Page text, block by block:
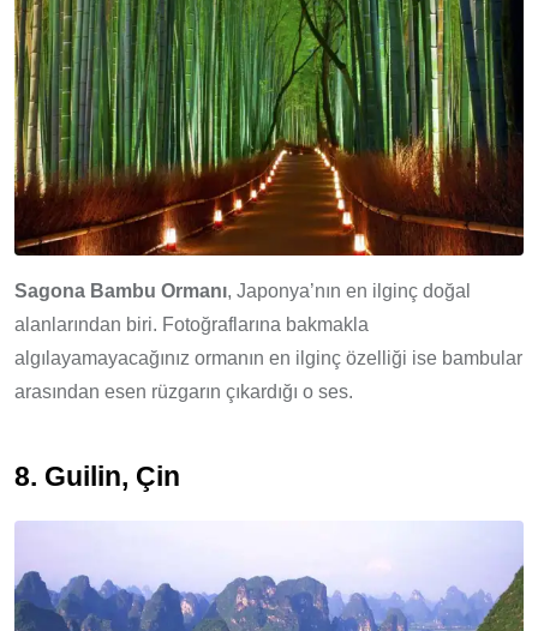
Sagona Bambu Ormanı, Japonya’nın en ilginç doğal
alanlarından biri. Fotoğraflarına bakmakla
algılayamayacağınız ormanın en ilginç özelliği ise bambular
arasından esen rüzgarın çıkardığı o ses.
8. Guilin, Çin